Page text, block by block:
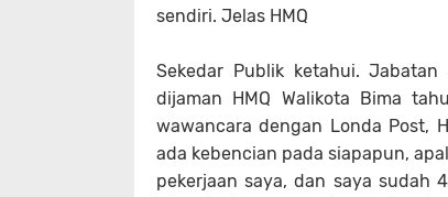
sendiri. Jelas HMQ
Sekedar Publik ketahui.
dijaman HMQ Walikota Bima
wawancara dengan Londa Post,
ada kebencian pada siapapun,
pekerjaan saya, dan saya sudah